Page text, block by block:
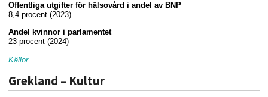
Offentliga utgifter för hälsovård i andel av BNP
8,4 procent (2023)
Andel kvinnor i parlamentet
23 procent (2024)
Källor
Grekland – Kultur